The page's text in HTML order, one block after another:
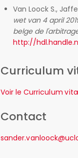
Van Loock S.,
wet van 4 april
belge de
http://
Curriculum
Voir le Curriculum
Contact